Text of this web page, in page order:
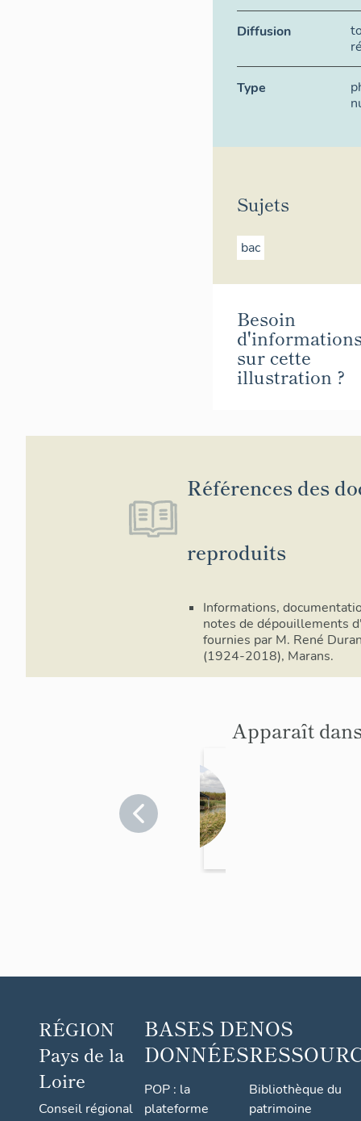
Diffusion
Type
Sujets
bac
Besoin
sur cette
illustration ?
Références des
reproduits
Informations,
notes de dépouillements
fournies par M. René
(1924-2018), Marans.
Apparaît
RÉGION
Pays de la
Loire
Conseil régional
BASES DE
DONNÉES
POP : la
plateforme
NOS
Bibliothèque du
patrimoine